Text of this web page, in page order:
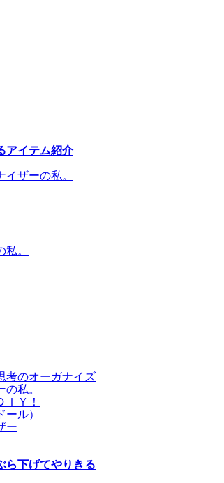
アイテム紹介
ザーの私。
。
考のオーガナイズ
私。
ＩＹ！
ル）
ー
ら下げてやりきる